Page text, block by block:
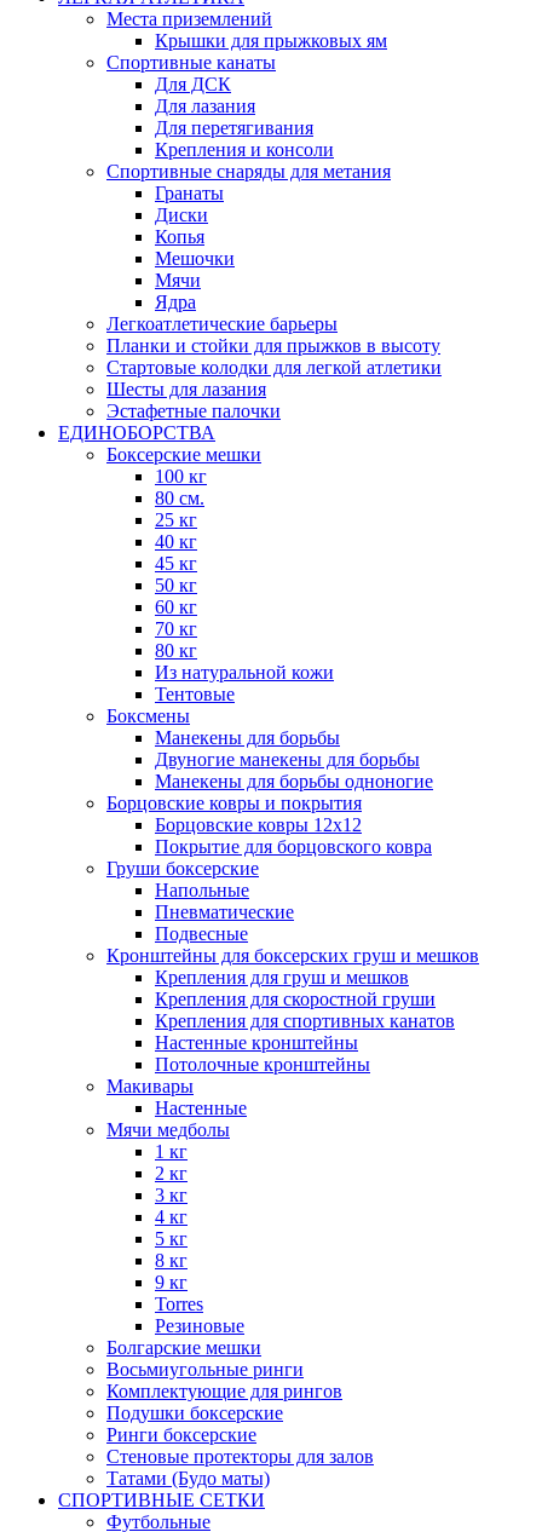
Места приземлений
Крышки для прыжковых ям
Спортивные канаты
Для ДСК
Для лазания
Для перетягивания
Крепления и консоли
Спортивные снаряды для метания
Гранаты
Диски
Копья
Мешочки
Мячи
Ядра
Легкоатлетические барьеры
Планки и стойки для прыжков в высоту
Стартовые колодки для легкой атлетики
Шесты для лазания
Эстафетные палочки
ЕДИНОБОРСТВА
Боксерские мешки
100 кг
80 см.
25 кг
40 кг
45 кг
50 кг
60 кг
70 кг
80 кг
Из натуральной кожи
Тентовые
Боксмены
Манекены для борьбы
Двуногие манекены для борьбы
Манекены для борьбы одноногие
Борцовские ковры и покрытия
Борцовские ковры 12х12
Покрытие для борцовского ковра
Груши боксерские
Напольные
Пневматические
Подвесные
Кронштейны для боксерских груш и мешков
Крепления для груш и мешков
Крепления для скоростной груши
Крепления для спортивных канатов
Настенные кронштейны
Потолочные кронштейны
Макивары
Настенные
Мячи медболы
1 кг
2 кг
3 кг
4 кг
5 кг
8 кг
9 кг
Torres
Резиновые
Болгарские мешки
Восьмиугольные ринги
Комплектующие для рингов
Подушки боксерские
Ринги боксерские
Стеновые протекторы для залов
Татами (Будо маты)
СПОРТИВНЫЕ СЕТКИ
Футбольные